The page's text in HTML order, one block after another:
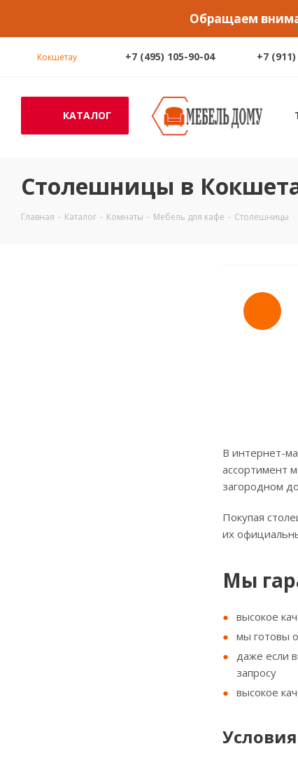
Обращаем
Кокшетау +7 (495) 105-90-04 +7
КАТАЛОГ
Столешницы в
Главная - Каталог - Комнаты - Мебель для кафе - Столешницы
В интернет-
ассортимент
загородном
Покупая
их
Мы
высокое
мы готовы
даже если
запросу
высокое